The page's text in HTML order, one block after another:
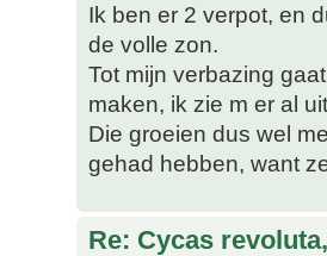
Ik ben er 2 verpot, en
de volle zon.
Tot mijn verbazing
maken, ik zie m er al
Die groeien dus wel
gehad hebben, want
Re: Cycas